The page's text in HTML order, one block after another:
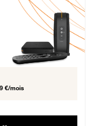
€ par mois, Engagement 12 mois
€/mois